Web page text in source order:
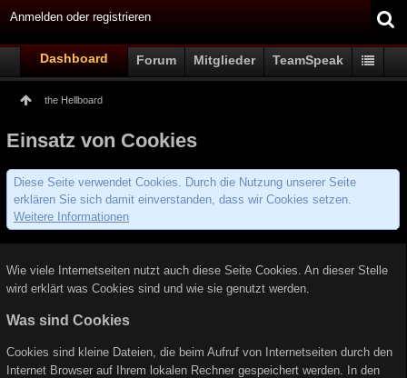
Anmelden oder registrieren
Dashboard Forum Mitglieder TeamSpeak
the Hellboard
Einsatz von Cookies
Diese Seite verwendet Cookies. Durch die Nutzung unserer Seite
erklären Sie sich damit einverstanden, dass wir Cookies setzen.
Weitere Informationen
Wie viele Internetseiten nutzt auch diese Seite Cookies. An dieser Stelle
wird erklärt was Cookies sind und wie sie genutzt werden.
Was sind Cookies
Cookies sind kleine Dateien, die beim Aufruf von Internetseiten durch den
Internet Browser auf Ihrem lokalen Rechner gespeichert werden. In den